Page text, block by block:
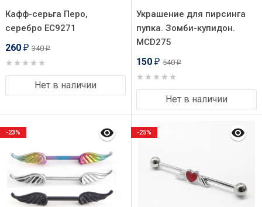
Кафф-серьга Перо,
серебро EC9271
260 ₽ 340₽
Нет в наличии
Украшение для пирсинга
пупка. Зомби-купидон.
MCD275
150 ₽ 540₽
Нет в наличии
-23% -25%